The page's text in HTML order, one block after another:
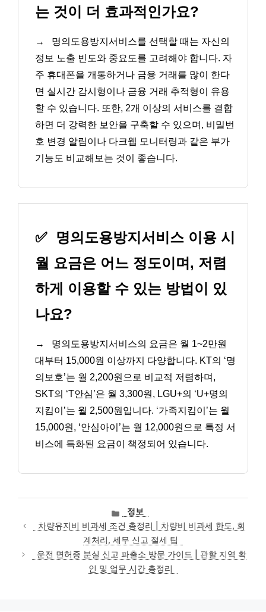
는 것이 더 효과적인가요?
→
명의도용방지서비스를 선택할 때는 자신의
정보 노출 빈도와 중요도를 고려해야 합니다. 자
주 휴대폰을 개통하거나 금융 거래를 많이 한다
면 실시간 감시형이나 금융 거래 추적형이 유용
할 수 있습니다. 또한, 2개 이상의 서비스를 결합
하면 더 강력한 보안을 구축할 수 있으며, 비밀번
호 변경 알림이나 다크웹 모니터링과 같은 부가
기능도 비교해보는 것이 좋습니다.
✅
명의도용방지서비스 이용 시
월 요금은 어느 정도이며, 저렴
하게 이용할 수 있는 방법이 있
나요?
→
명의도용방지서비스의 요금은 월 1~2만원
대부터 15,000원 이상까지 다양합니다. KT의 ‘명
의보호’는 월 2,200원으로 비교적 저렴하며,
SKT의 ‘T안심’은 월 3,300원, LGU+의 ‘U+명의
지킴이’는 월 2,500원입니다. ‘가족지킴이’는 월
15,000원, ‘안심아이’는 월 12,000원으로 특정 서
비스에 특화된 요금이 책정되어 있습니다.
카
테
고
리
정보
차량유지비 비과세 조건 총정리 | 차량비 비과세 한도, 회
계처리, 세무 신고 절세 팁
운전 면허증 분실 신고 파출소 방문 가이드 | 관할 지역 확
인 및 업무 시간 총정리